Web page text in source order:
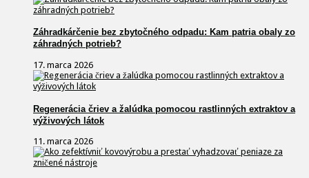
Záhradkárčenie bez zbytočného odpadu: Kam patria obaly zo
záhradných potrieb?
17. marca 2026
Regenerácia čriev a žalúdka pomocou rastlinných extraktov a
výživových látok
11. marca 2026